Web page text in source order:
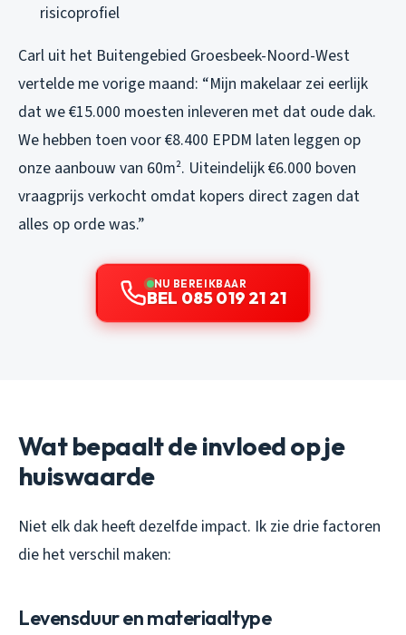
risicoprofiel
Carl uit het Buitengebied Groesbeek-Noord-West
vertelde me vorige maand: “Mijn makelaar zei eerlijk
dat we €15.000 moesten inleveren met dat oude dak.
We hebben toen voor €8.400 EPDM laten leggen op
onze aanbouw van 60m². Uiteindelijk €6.000 boven
vraagprijs verkocht omdat kopers direct zagen dat
alles op orde was.”
NU BEREIKBAAR
BEL 085 019 21 21
Wat bepaalt de invloed op je
huiswaarde
Niet elk dak heeft dezelfde impact. Ik zie drie factoren
die het verschil maken:
Levensduur en materiaaltype